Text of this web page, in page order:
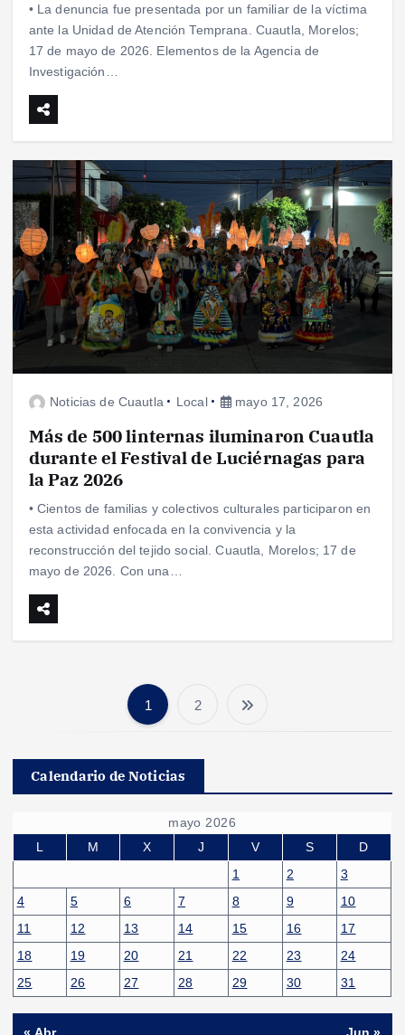
• La denuncia fue presentada por un familiar de la víctima
ante la Unidad de Atención Temprana. Cuautla, Morelos;
17 de mayo de 2026. Elementos de la Agencia de
Investigación…
Noticias de Cuautla Local mayo 17, 2026
Más de 500 linternas iluminaron Cuautla
durante el Festival de Luciérnagas para
la Paz 2026
• Cientos de familias y colectivos culturales participaron en
esta actividad enfocada en la convivencia y la
reconstrucción del tejido social. Cuautla, Morelos; 17 de
mayo de 2026. Con una…
a
g
i
n
a
c
1 2
Calendario de Noticias
mayo 2026
L
M X J V S
D
1
2
3
4
5 6 7 8 9
10
11
12 13 14 15 16
17
18
19 20 21 22 23
24
25
26 27 28 29 30 31